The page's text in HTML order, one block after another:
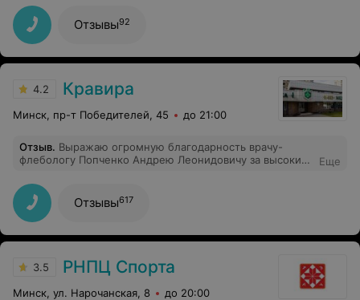
приеме в этом центре. Рекомендую всем, кто
испытывает боль в спине и в суставах. Помогут точно .
Большое спасибо.
Отзывы92
4.2 Кравира
Минск, пр-т Победителей, 45 до 21:00
Отзыв. Выражаю огромную благодарность врачу-
флебологу Попченко Андрею Леонидовичу за высокий
отношение к своим пациентам. Делала операцию
ЭВЛК+склеротерапию. Все прошло успешно. Врач
вежливый, тактичный, с огромным опытом.
Однозначно рекомендую!
Еще
Отзывы617
3.5 РНПЦ Спорта
Минск, ул. Нарочанская, 8 до 20:00